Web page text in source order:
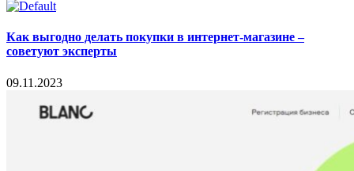
Как выгодно делать покупки в интернет-магазине –
советуют эксперты
09.11.2023